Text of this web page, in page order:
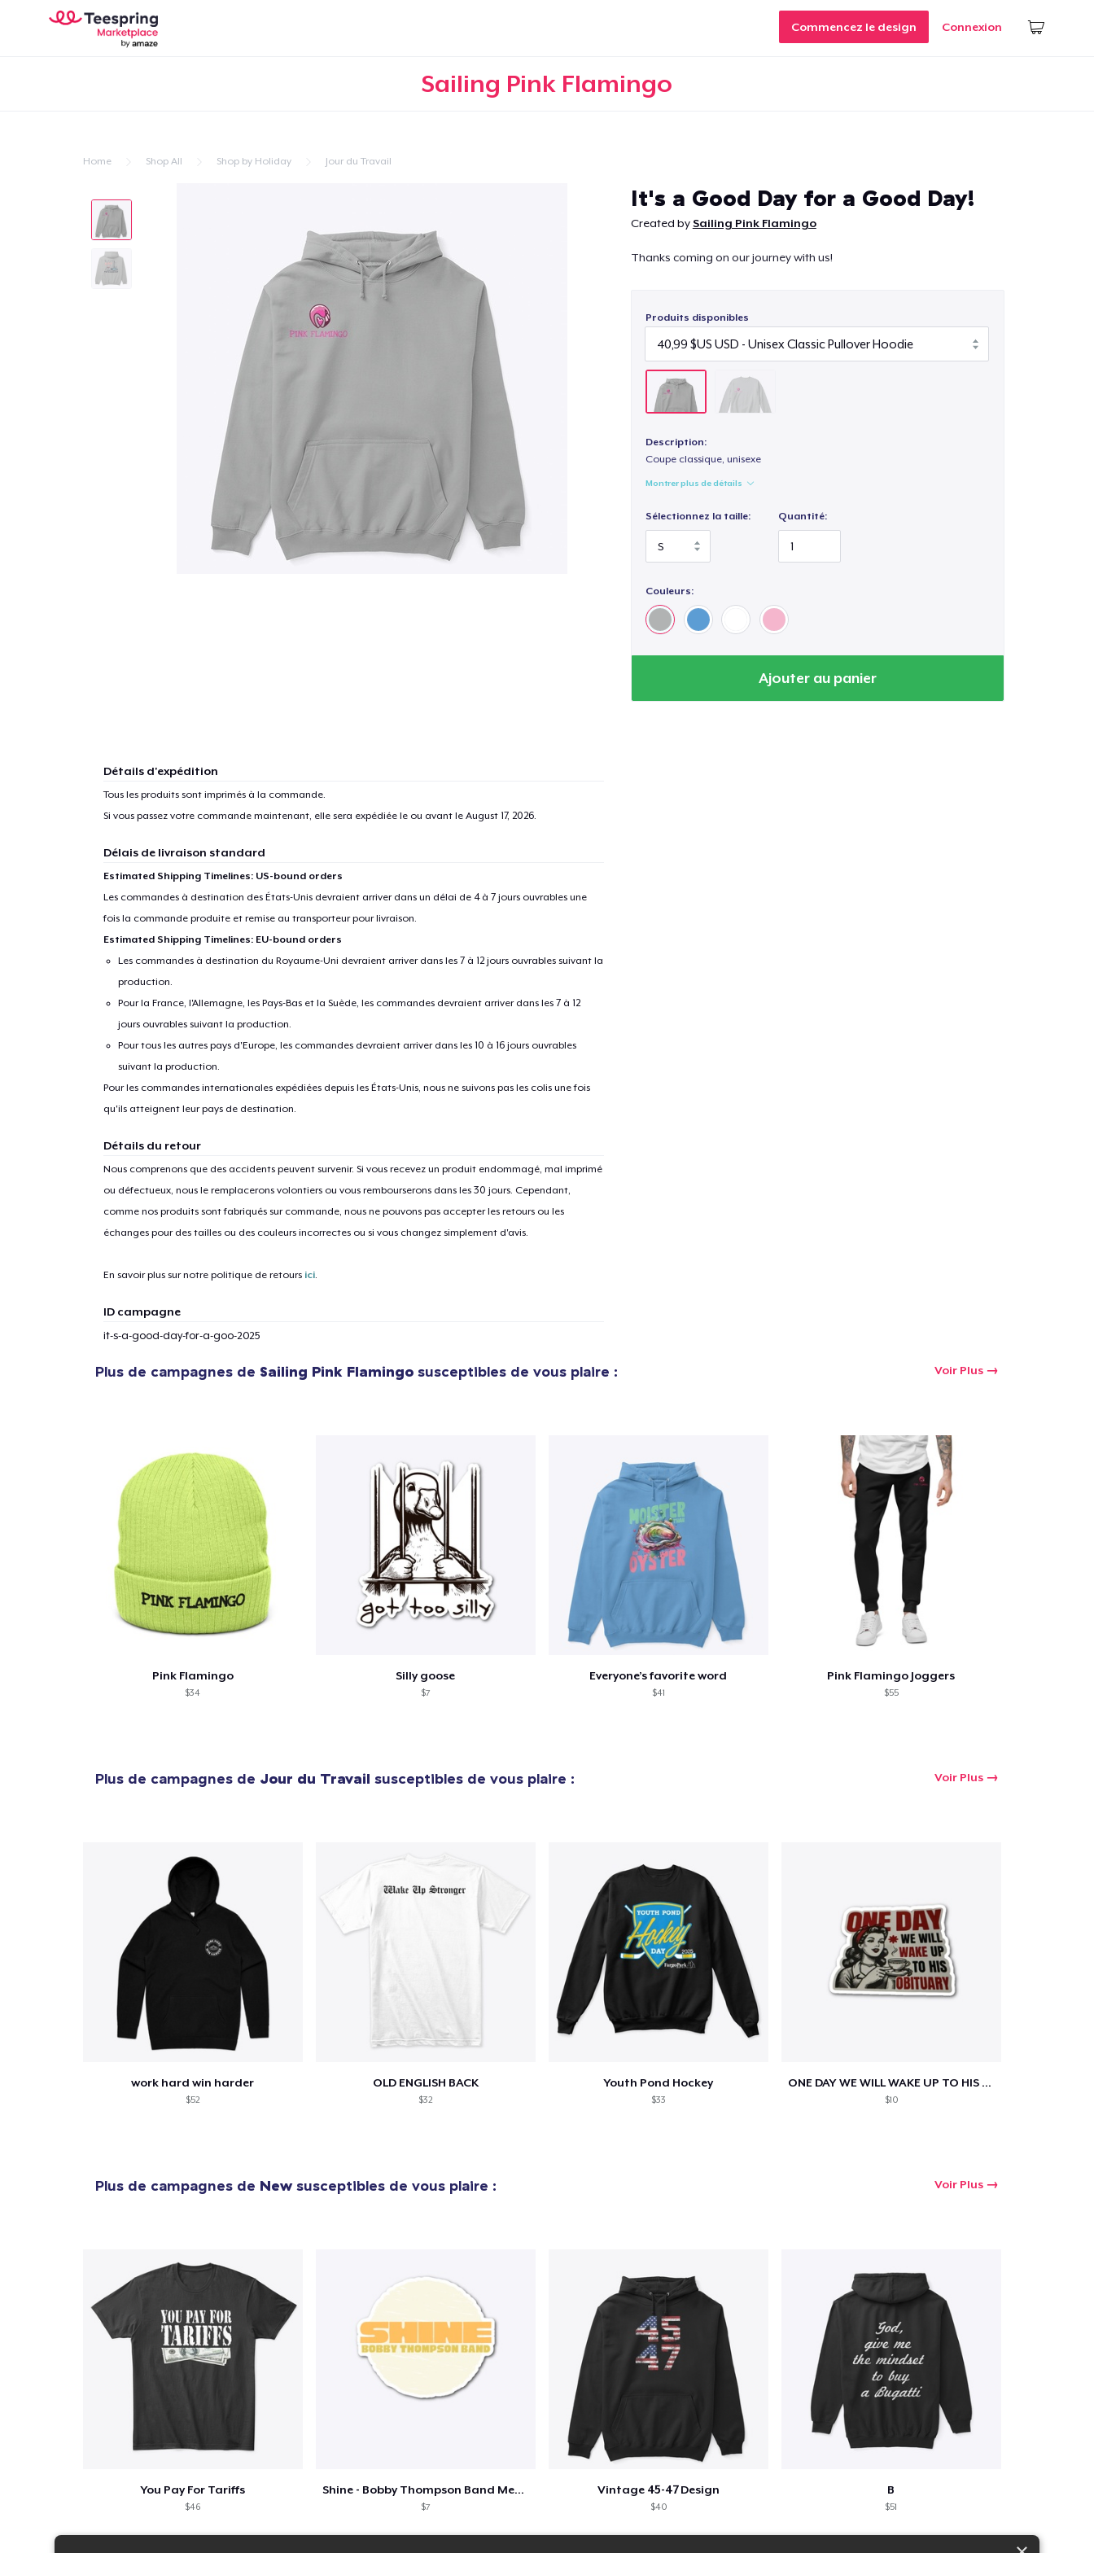
Commencez le design Connexion
Sailing Pink Flamingo
Home Shop All Shop by Holiday Jour du Travail
It's a Good Day for a Good Day!
Created bySailing Pink Flamingo
Thanks coming on our journey with us!
Produits disponibles
Description:
Coupe classique, unisexe
Montrer plus de détails
Sélectionnez la taille: Quantité:
Couleurs:
Ajouter au panier
Détails d'expédition
Tous les produits sont imprimés à la commande.
Si vous passez votre commande maintenant, elle sera expédiée le ou avant le August 17, 2026.
Délais de livraison standard
Estimated Shipping Timelines: US-bound orders
Les commandes à destination des États-Unis devraient arriver dans un délai de 4 à 7 jours ouvrables une
fois la commande produite et remise au transporteur pour livraison.
Estimated Shipping Timelines: EU-bound orders
Les commandes à destination du Royaume-Uni devraient arriver dans les 7 à 12 jours ouvrables suivant la
production.
Pour la France, l'Allemagne, les Pays-Bas et la Suède, les commandes devraient arriver dans les 7 à 12
jours ouvrables suivant la production.
Pour tous les autres pays d'Europe, les commandes devraient arriver dans les 10 à 16 jours ouvrables
suivant la production.
Pour les commandes internationales expédiées depuis les États-Unis, nous ne suivons pas les colis une fois
qu'ils atteignent leur pays de destination.
Détails du retour
Nous comprenons que des accidents peuvent survenir. Si vous recevez un produit endommagé, mal imprimé
ou défectueux, nous le remplacerons volontiers ou vous rembourserons dans les 30 jours. Cependant,
comme nos produits sont fabriqués sur commande, nous ne pouvons pas accepter les retours ou les
échanges pour des tailles ou des couleurs incorrectes ou si vous changez simplement d'avis.
En savoir plus sur notre politique de retours ici.
ID campagne
it-s-a-good-day-for-a-goo-2025
Plus de campagnes de Sailing Pink Flamingo susceptibles de vous plaire : Voir Plus
Pink Flamingo
$34
Silly goose
$7
Everyone’s favorite word
$41
Pink Flamingo Joggers
$55
Plus de campagnes de Jour du Travail susceptibles de vous plaire : Voir Plus
work hard win harder
$52
OLD ENGLISH BACK
$32
Youth Pond Hockey
$33
ONE DAY WE WILL WAKE UP TO HIS OBITUARY
$10
Plus de campagnes de Newsusceptibles de vous plaire : Voir Plus
You Pay For Tariffs
$46
Shine - Bobby Thompson Band Merch
$7
Vintage 45-47 Design
$40
B
$51
Procéder à la
Vérification
Continuer Mes Achats
Unisex Classic Pullover Hoodie
40,99 $US
Unisex Classic Crewneck Sweatshirt